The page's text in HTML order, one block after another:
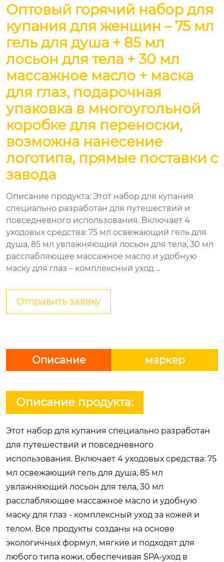
Оптовый горячий набор для
купания для женщин – 75 мл
гель для душа + 85 мл
лосьон для тела + 30 мл
массажное масло + маска
для глаз, подарочная
упаковка в многоугольной
коробке для переноски,
возможна нанесение
логотипа, прямые поставки с
завода
Описание продукта: Этот набор для купания
специально разработан для путешествий и
повседневного использования. Включает 4
уходовых средства: 75 мл освежающий гель для
душа, 85 мл увлажняющий лосьон для тела, 30 мл
расслабляющее массажное масло и удобную
маску для глаз – комплексный уход ...
Отправить заявку
Описание маркер
Описание продукта:
Этот набор для купания специально разработан
для путешествий и повседневного
использования. Включает 4 уходовых средства: 75
мл освежающий гель для душа, 85 мл
увлажняющий лосьон для тела, 30 мл
расслабляющее массажное масло и удобную
маску для глаз - комплексный уход за кожей и
телом. Все продукты созданы на основе
экологичных формул, мягкие и подходят для
любого типа кожи, обеспечивая SPA-уход в